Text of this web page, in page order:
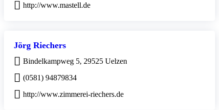
http://www.mastell.de
Jörg Riechers
Bindelkampweg 5, 29525 Uelzen
(0581) 94879834
http://www.zimmerei-riechers.de